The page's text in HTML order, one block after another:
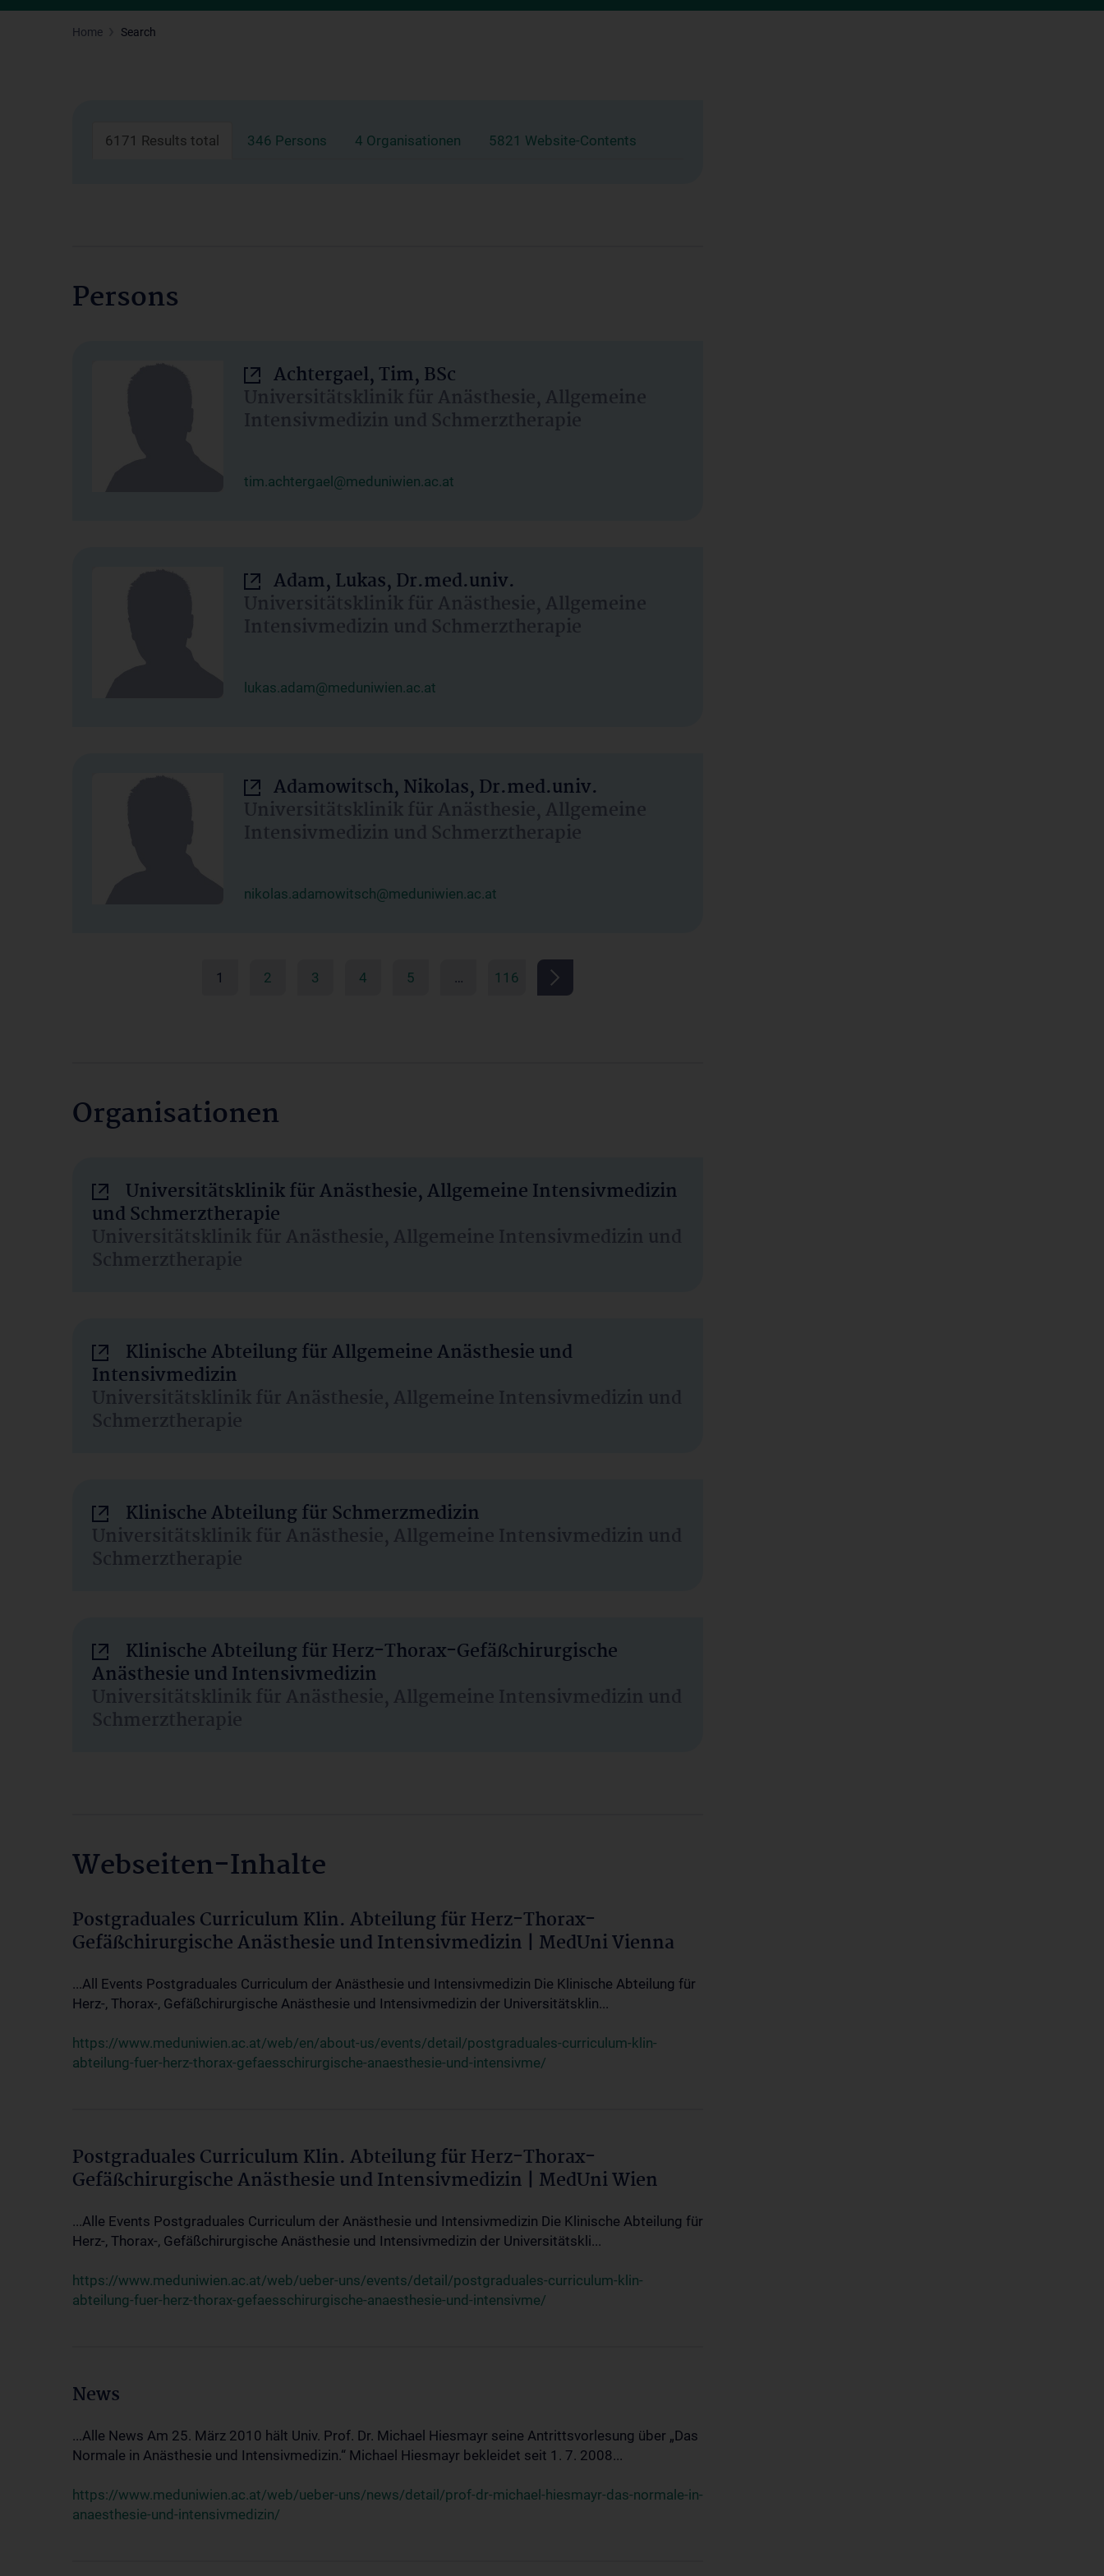
Home Search
6171 Results total 346 Persons 4 Organisationen 5821 Website-Contents
Persons
Achtergael, Tim, BSc
Universitätsklinik für Anästhesie, Allgemeine
Intensivmedizin und Schmerztherapie
tim.achtergael@meduniwien.ac.at
Adam, Lukas, Dr.med.univ.
Universitätsklinik für Anästhesie, Allgemeine
Intensivmedizin und Schmerztherapie
lukas.adam@meduniwien.ac.at
Adamowitsch, Nikolas, Dr.med.univ.
Universitätsklinik für Anästhesie, Allgemeine
Intensivmedizin und Schmerztherapie
nikolas.adamowitsch@meduniwien.ac.at
1 2 3 4 5 … 116
Organisationen
Universitätsklinik für Anästhesie, Allgemeine Intensivmedizin
und Schmerztherapie
Universitätsklinik für Anästhesie, Allgemeine Intensivmedizin und
Schmerztherapie
Klinische Abteilung für Allgemeine Anästhesie und
Intensivmedizin
Universitätsklinik für Anästhesie, Allgemeine Intensivmedizin und
Schmerztherapie
Klinische Abteilung für Schmerzmedizin
Universitätsklinik für Anästhesie, Allgemeine Intensivmedizin und
Schmerztherapie
Klinische Abteilung für Herz-Thorax-Gefäßchirurgische
Anästhesie und Intensivmedizin
Universitätsklinik für Anästhesie, Allgemeine Intensivmedizin und
Schmerztherapie
Webseiten-Inhalte
Postgraduales Curriculum Klin. Abteilung für Herz-Thorax-
Gefäßchirurgische Anästhesie und Intensivmedizin | MedUni Vienna
...All Events Postgraduales Curriculum der Anästhesie und Intensivmedizin Die Klinische Abteilung für
Herz-, Thorax-, Gefäßchirurgische Anästhesie und Intensivmedizin der Universitätsklin...
https://www.meduniwien.ac.at/web/en/about-us/events/detail/postgraduales-curriculum-klin-
abteilung-fuer-herz-thorax-gefaesschirurgische-anaesthesie-und-intensivme/
Postgraduales Curriculum Klin. Abteilung für Herz-Thorax-
Gefäßchirurgische Anästhesie und Intensivmedizin | MedUni Wien
...Alle Events Postgraduales Curriculum der Anästhesie und Intensivmedizin Die Klinische Abteilung für
Herz-, Thorax-, Gefäßchirurgische Anästhesie und Intensivmedizin der Universitätskli...
https://www.meduniwien.ac.at/web/ueber-uns/events/detail/postgraduales-curriculum-klin-
abteilung-fuer-herz-thorax-gefaesschirurgische-anaesthesie-und-intensivme/
News
...Alle News Am 25. März 2010 hält Univ. Prof. Dr. Michael Hiesmayr seine Antrittsvorlesung über „Das
Normale in Anästhesie und Intensivmedizin.“ Michael Hiesmayr bekleidet seit 1. 7. 2008...
https://www.meduniwien.ac.at/web/ueber-uns/news/detail/prof-dr-michael-hiesmayr-das-normale-in-
anaesthesie-und-intensivmedizin/